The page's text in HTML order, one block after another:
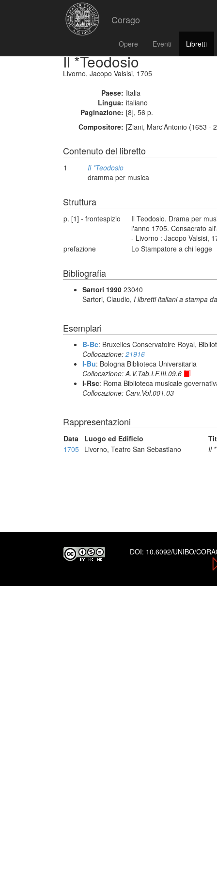
Corago
Opere Eventi Libretti
Il *Teodosio
Livorno, Jacopo Valsisi, 1705
Paese: Italia
Lingua: italiano
Paginazione: [8], 56 p.
Compositore: [Ziani, Marc'Antonio (1653 -
Contenuto del libretto
1
Il *Teodosio
dramma per musica
Struttura
p. [1] - frontespizio
Il Teodosio. Drama per
l'anno 1705. Consacrato
- Livorno : Jacopo Valsisi,
prefazione
Lo Stampatore a chi legge
Bibliografia
Sartori 1990 23040
Sartori, Claudio, I libretti italiani a stampa
Esemplari
B-Bc: Bruxelles Conservatoire Royal,
Collocazione: 21916
I-Bu: Bologna Biblioteca Universitaria
Collocazione: A.V.Tab.I.F.III.09.6
I-Rsc: Roma Biblioteca musicale
Collocazione: Carv.Vol.001.03
Rappresentazioni
Data Luogo ed Edificio
1705 Livorno, Teatro San Sebastiano Il
DOI: 10.6092/UNIBO/